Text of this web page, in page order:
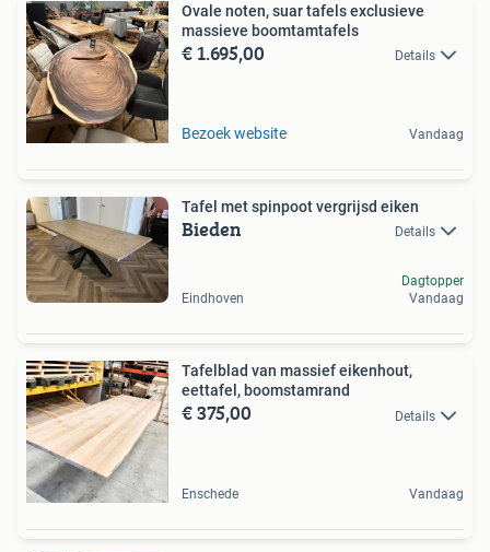
Ovale noten, suar tafels exclusieve
massieve boomtamtafels
€ 1.695,00 Details
Bezoek website Vandaag
Tafel met spinpoot vergrijsd eiken
Bieden Details
Eindhoven
Dagtopper
Vandaag
Tafelblad van massief eikenhout,
eettafel, boomstamrand
€ 375,00 Details
Enschede Vandaag